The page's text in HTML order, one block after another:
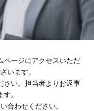
洊
交』『延養』
グディレクター
ページにアクセスいただ
います。
さい。担当者よりお返事
。
合わせください。